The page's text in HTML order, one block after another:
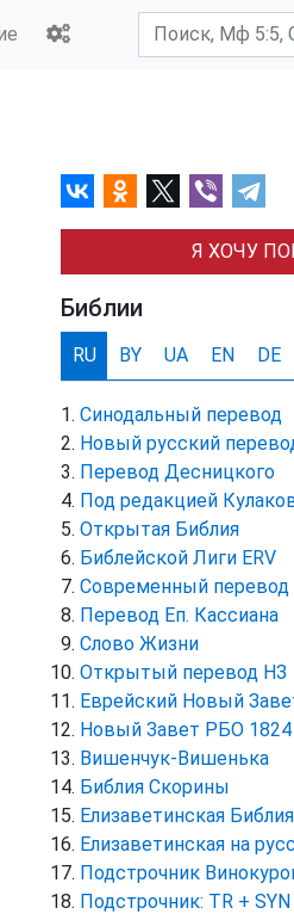
Я ХОЧУ
Библии
RU BY UA EN DE
Синодальный перевод
Новый русский
Перевод Десницкого
Под редакцией
Открытая Библия
Библейской Лиги ERV
Cовременный перевод
Перевод Еп. Кассиана
Слово Жизни
Открытый перевод НЗ
Еврейский Новый
Новый Завет РБО 1824
Вишенчук-Вишенька
Библия Скорины
Елизаветинская Библия
Елизаветинская на
Подстрочник
Подстрочник: TR + SYN